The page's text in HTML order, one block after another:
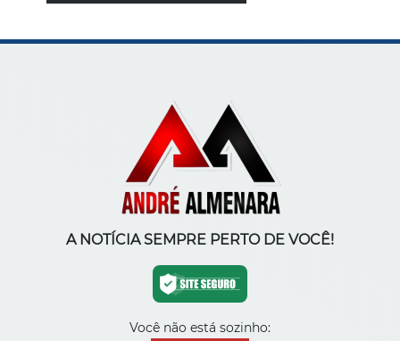
A NOTÍCIA SEMPRE PERTO DE VOCÊ!
Você não está sozinho: